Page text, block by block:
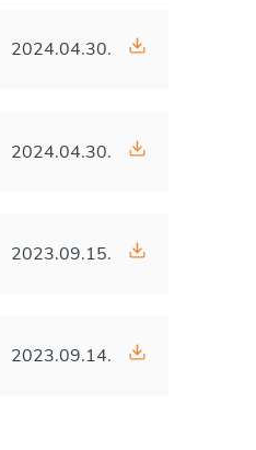
2024.04.30.
2024.04.30.
2023.09.15.
2023.09.14.